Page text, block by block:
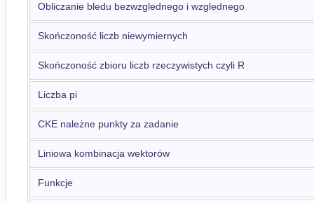
Obliczanie bledu bezwzglednego i wzglednego
Skończoność liczb niewymiernych
Skończoność zbioru liczb rzeczywistych czyli R
Liczba pi
CKE należne punkty za zadanie
Liniowa kombinacja wektorów
Funkcje